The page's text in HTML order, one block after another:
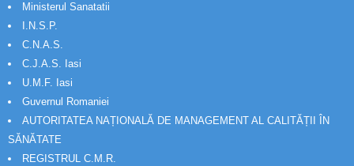
Ministerul Sanatatii
I.N.S.P.
C.N.A.S.
C.J.A.S. Iasi
U.M.F. Iasi
Guvernul Romaniei
AUTORITATEA NAȚIONALĂ DE MANAGEMENT AL CALITĂȚII ÎN
SĂNĂTATE
REGISTRUL C.M.R.